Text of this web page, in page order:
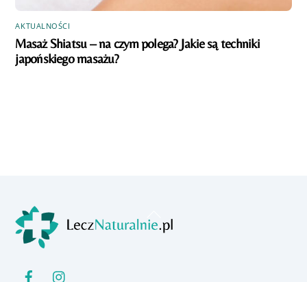
AKTUALNOŚCI
Masaż Shiatsu – na czym polega? Jakie są techniki
japońskiego masażu?
To